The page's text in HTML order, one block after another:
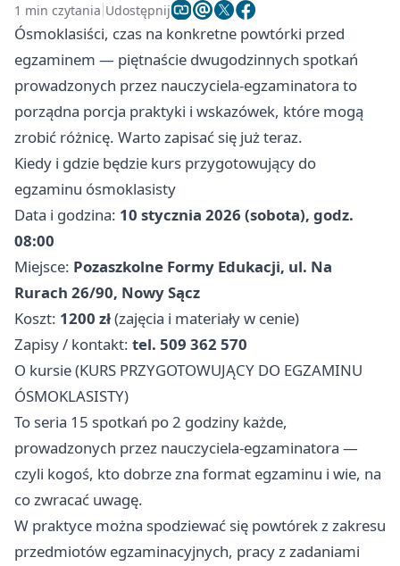
1 min czytania Udostępnij
Ósmoklasiści, czas na konkretne powtórki przed
egzaminem — piętnaście dwugodzinnych spotkań
prowadzonych przez nauczyciela-egzaminatora to
porządna porcja praktyki i wskazówek, które mogą
zrobić różnicę. Warto zapisać się już teraz.
Kiedy i gdzie będzie kurs przygotowujący do
egzaminu ósmoklasisty
Data i godzina: 10 stycznia 2026 (sobota), godz.
08:00
Miejsce: Pozaszkolne Formy Edukacji, ul. Na
Rurach 26/90, Nowy Sącz
Koszt: 1200 zł(zajęcia i materiały w cenie)
Zapisy / kontakt: tel. 509 362 570
O kursie (KURS PRZYGOTOWUJĄCY DO EGZAMINU
ÓSMOKLASISTY)
To seria 15 spotkań po 2 godziny każde,
prowadzonych przez nauczyciela-egzaminatora —
czyli kogoś, kto dobrze zna format egzaminu i wie, na
co zwracać uwagę.
W praktyce można spodziewać się powtórek z zakresu
przedmiotów egzaminacyjnych, pracy z zadaniami